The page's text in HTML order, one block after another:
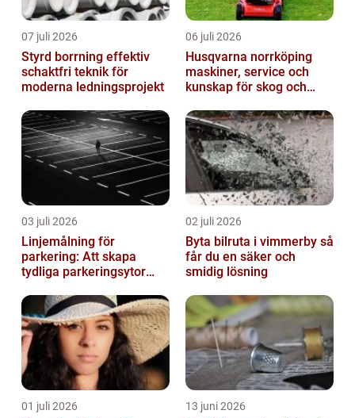
07 juli 2026
Styrd borrning effektiv
schaktfri teknik för
moderna ledningsprojekt
06 juli 2026
Husqvarna norrköping
maskiner, service och
kunskap för skog och
03 juli 2026
Linjemålning för
parkering: Att skapa
tydliga parkeringsytor
parkeringslinjer
02 juli 2026
Byta bilruta i vimmerby så
får du en säker och
smidig lösning
01 juli 2026 13 juni 2026